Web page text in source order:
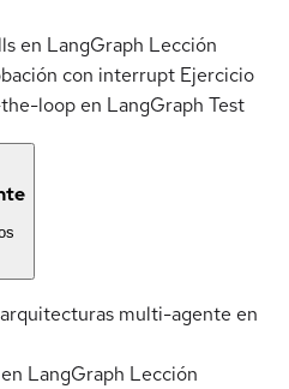
en LangGraph Lección
con interrupt Ejercicio
loop en LangGraph Test
multi-agente en
LangGraph Lección